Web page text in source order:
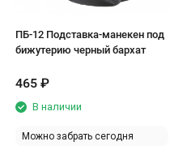
ПБ-12 Подставка-манекен под
бижутерию черный бархат
465 ₽
В наличии
Можно забрать сегодня